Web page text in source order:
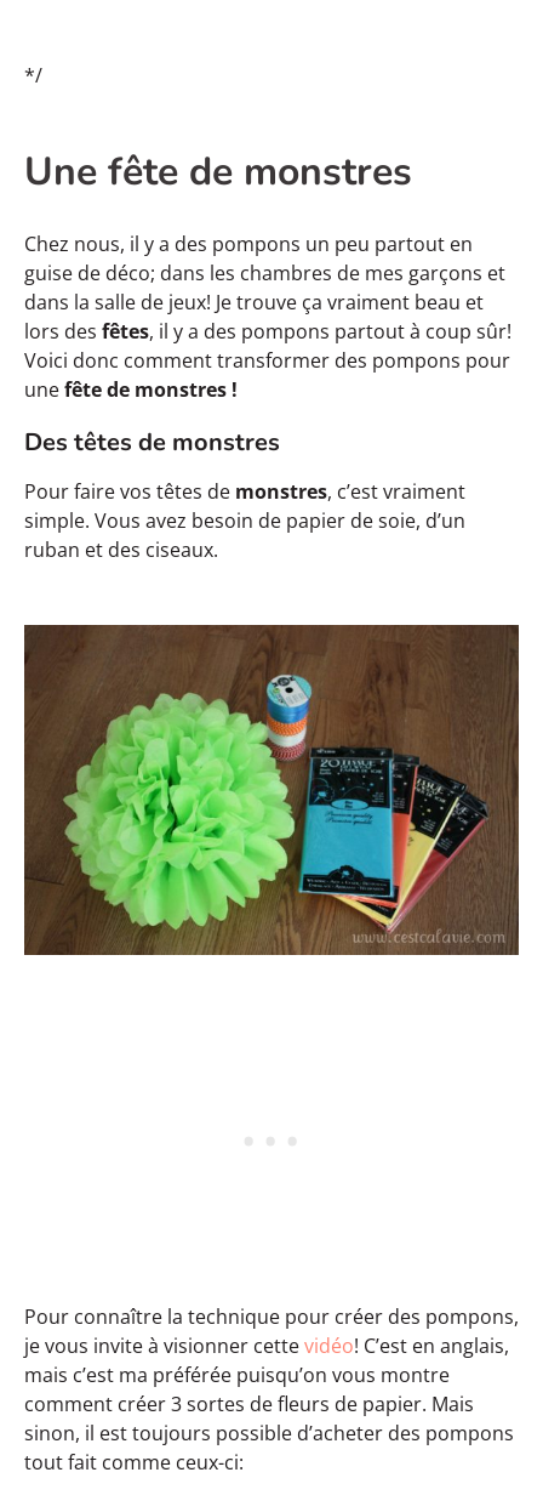
*/
Une fête de monstres
Chez nous, il y a des pompons un peu partout en
guise de déco; dans les chambres de mes garçons et
dans la salle de jeux! Je trouve ça vraiment beau et
lors des fêtes, il y a des pompons partout à coup sûr!
Voici donc comment transformer des pompons pour
unefête de monstres !
Des têtes de monstres
Pour faire vos têtes de monstres, c’est vraiment
simple. Vous avez besoin de papier de soie, d’un
ruban et des ciseaux.
Pour connaître la technique pour créer des pompons,
je vous invite à visionner cettevidéo! C’est en anglais,
mais c’est ma préférée puisqu’on vous montre
comment créer 3 sortes de fleurs de papier. Mais
sinon, il est toujours possible d’acheter des pompons
tout fait comme ceux-ci: